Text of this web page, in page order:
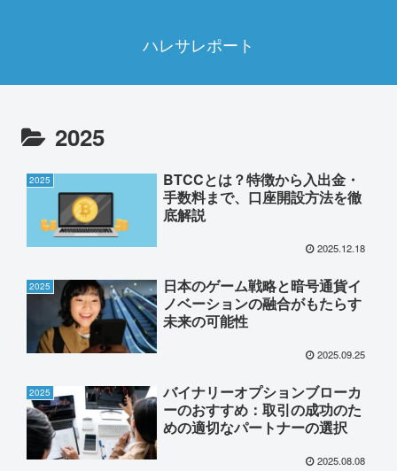
ハレサレポート
2025
2025
BTCCとは？特徴から入出金・
手数料まで、口座開設方法を徹
底解説
2025.12.18
2025
日本のゲーム戦略と暗号通貨イ
ノベーションの融合がもたらす
未来の可能性
2025.09.25
2025
バイナリーオプションブローカ
ーのおすすめ：取引の成功のた
めの適切なパートナーの選択
2025.08.08